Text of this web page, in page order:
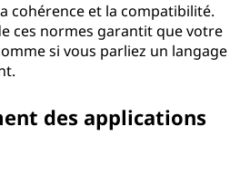
cohérence et la compatibilité.
ces normes garantit que votre
si vous parliez un langage
des applications